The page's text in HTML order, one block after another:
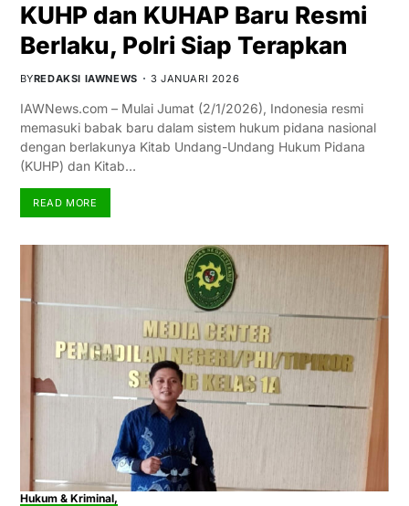
KUHP dan KUHAP Baru Resmi
Berlaku, Polri Siap Terapkan
BYREDAKSI IAWNEWS 3 JANUARI 2026
IAWNews.com – Mulai Jumat (2/1/2026), Indonesia resmi
memasuki babak baru dalam sistem hukum pidana nasional
dengan berlakunya Kitab Undang-Undang Hukum Pidana
(KUHP) dan Kitab…
READ MORE
Hukum & Kriminal,